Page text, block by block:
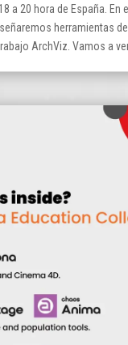
a 20 hora de España. En
herramientas
ArchViz. Vamos a ver